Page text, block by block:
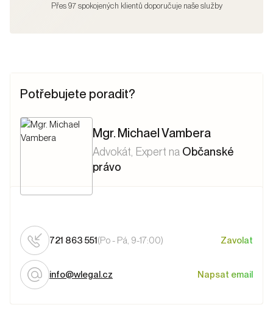
Přes 97 spokojených klientů doporučuje naše služby
Potřebujete poradit?
Mgr. Michael Vambera
Advokát , Expert na Občanské
právo
721 863 551(Po - Pá, 9-17:00) Zavolat
info@wlegal.cz Napsat email